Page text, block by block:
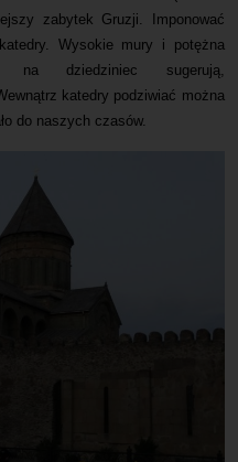
zabytek Gruzji. Imponować
Wysokie mury i potężna
na dziedziniec sugerują,
katedry podziwiać można
do naszych czasów.